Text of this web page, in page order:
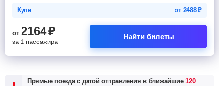
Купе от 2488₽
от 2164₽
за 1 пассажира
Найти билеты
Прямые поезда с датой отправления в ближайшие120